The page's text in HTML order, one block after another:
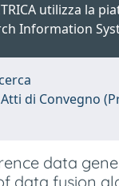
utilizza la
Information
di Convegno
data
data fusion